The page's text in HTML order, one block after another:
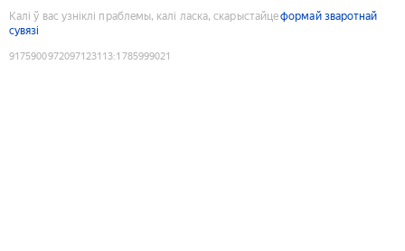
Калі ў вас узніклі праблемы, калі ласка, скарыстайцеформай зваротнай
сувязі
9175900972097123113:1785999021